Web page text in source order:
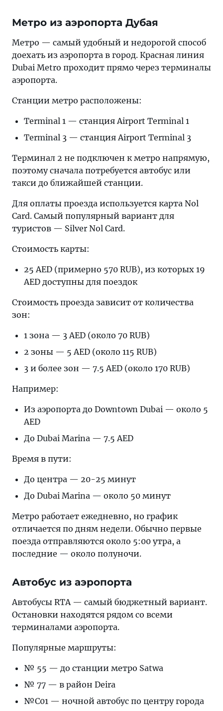
Метро из аэропорта Дубая
Метро — самый удобный и недорогой способ
доехать из аэропорта в город. Красная линия
Dubai Metro проходит прямо через терминалы
аэропорта.
Станции метро расположены:
Terminal 1 — станция Airport Terminal 1
Terminal 3 — станция Airport Terminal 3
Терминал 2 не подключен к метро напрямую,
поэтому сначала потребуется автобус или
такси до ближайшей станции.
Для оплаты проезда используется карта Nol
Card. Самый популярный вариант для
туристов — Silver Nol Card.
Стоимость карты:
25 AED (примерно 570 RUB), из которых 19
AED доступны для поездок
Стоимость проезда зависит от количества
зон:
1 зона — 3 AED (около 70 RUB)
2 зоны — 5 AED (около 115 RUB)
3 и более зон — 7.5 AED (около 170 RUB)
Например:
Из аэропорта до Downtown Dubai — около 5
AED
До Dubai Marina — 7.5 AED
Время в пути:
До центра — 20-25 минут
До Dubai Marina — около 50 минут
Метро работает ежедневно, но график
отличается по дням недели. Обычно первые
поезда отправляются около 5:00 утра, а
последние — около полуночи.
Автобус из аэропорта
Автобусы RTA — самый бюджетный вариант.
Остановки находятся рядом со всеми
терминалами аэропорта.
Популярные маршруты:
№ 55 — до станции метро Satwa
№ 77 — в район Deira
№C01 — ночной автобус по центру города